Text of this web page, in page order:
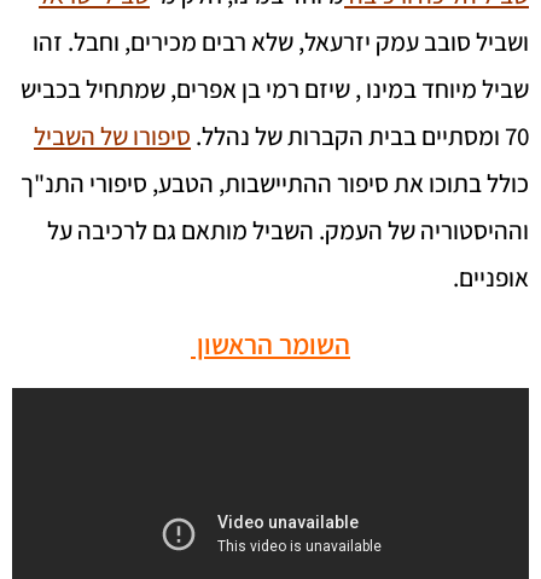
ושביל סובב עמק יזרעאל, שלא רבים מכירים, וחבל. זהו
שביל מיוחד במינו , שיזם רמי בן אפרים, שמתחיל בכביש
70 ומסתיים בבית הקברות של נהלל.
סיפורו של השביל
כולל בתוכו את סיפור ההתיישבות, הטבע, סיפורי התנ"ך
וההיסטוריה של העמק. השביל מותאם גם לרכיבה על
אופניים.
השומר הראשון